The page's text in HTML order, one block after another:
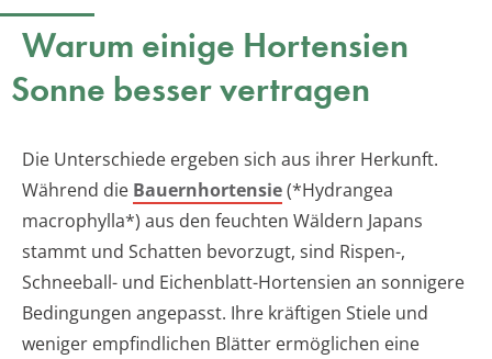
Warum einige Hortensien
Sonne besser vertragen
Die Unterschiede ergeben sich aus ihrer Herkunft.
Während die Bauernhortensie(*Hydrangea
macrophylla*) aus den feuchten Wäldern Japans
stammt und Schatten bevorzugt, sind Rispen-,
Schneeball- und Eichenblatt-Hortensien an sonnigere
Bedingungen angepasst. Ihre kräftigen Stiele und
weniger empfindlichen Blätter ermöglichen eine